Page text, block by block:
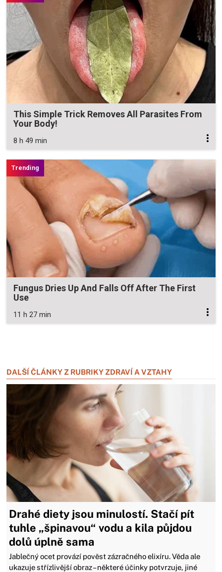
This Simple Trick Removes All Parasites From
Your Body!
8 h 49 min
Fungus Dries Up And Falls Off After The First
Use
11 h 27 min
DALŠÍ ČLÁNKY Z RUBRIKY ZDRAVÍ A VZTAHY
Drahé diety jsou minulostí. Stačí pít
tuhle „špinavou“ vodu a kila půjdou
dolů úplně sama
Jablečný ocet provází pověst zázračného elixíru. Věda ale
ukazuje střízlivější obraz – některé účinky potvrzuje, jiné